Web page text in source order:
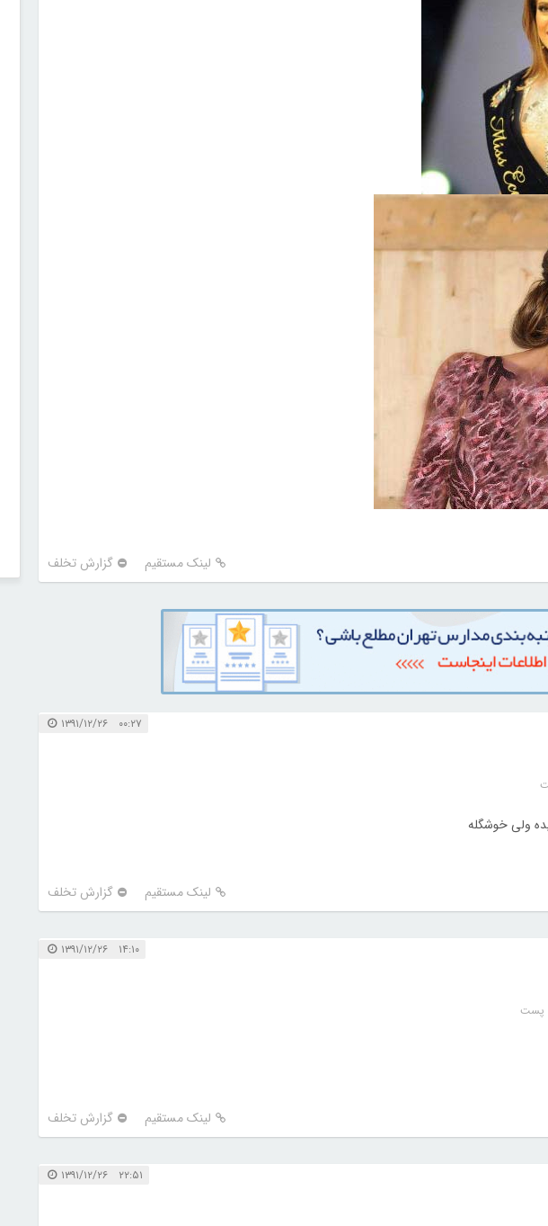
لینک مستقیم گزارش تخلف
۰۰:۲۷ ۱۳۹۱/۱۲/۲۶
لینک مستقیم گزارش تخلف
۱۴:۱۰ ۱۳۹۱/۱۲/۲۶
لینک مستقیم گزارش تخلف
۲۲:۵۱ ۱۳۹۱/۱۲/۲۶